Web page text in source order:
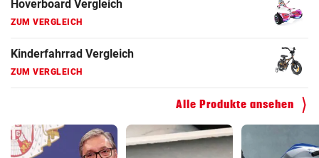
Hoverboard Vergleich
ZUM VERGLEICH
Kinderfahrrad Vergleich
ZUM VERGLEICH
Alle Produkte ansehen